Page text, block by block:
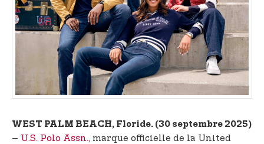
WEST PALM BEACH, Floride. (30 septembre 2025)
– U.S. Polo Assn., marque officielle de la United